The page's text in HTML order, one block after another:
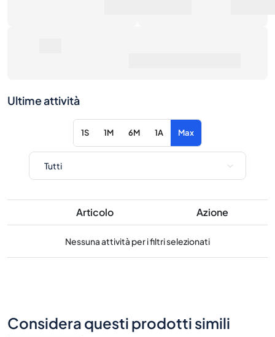
Ultime attività
1S 1M 6M 1A Max
Articolo Azione
Nessuna attività per i filtri selezionati
Considera questi prodotti simili